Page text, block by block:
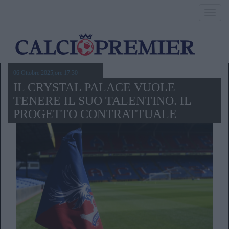
06 Ottobre 2025,ore 17.30
IL CRYSTAL PALACE VUOLE
TENERE IL SUO TALENTINO. IL
PROGETTO CONTRATTUALE